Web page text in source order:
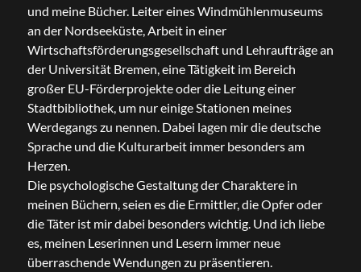
und meine Bücher. Leiter eines Windmühlenmuseums
an der Nordseeküste, Arbeit in einer
Wirtschaftsförderungsgesellschaft und Lehraufträge an
der Universität Bremen, eine Tätigkeit im Bereich
großer EU-Förderprojekte oder die Leitung einer
Stadtbibliothek, um nur einige Stationen meines
Werdegangs zu nennen. Dabei lagen mir die deutsche
Sprache und die Kulturarbeit immer besonders am
Herzen.
Die psychologische Gestaltung der Charaktere in
meinen Büchern, seien es die Ermittler, die Opfer oder
die Täter ist mir dabei besonders wichtig. Und ich liebe
es, meinen Leserinnen und Lesern immer neue
überraschende Wendungen zu präsentieren.